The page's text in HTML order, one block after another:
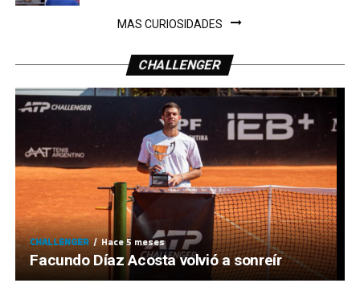
MAS CURIOSIDADES
CHALLENGER
CHALLENGER Hace 5 meses
Facundo Díaz Acosta volvió a sonreír